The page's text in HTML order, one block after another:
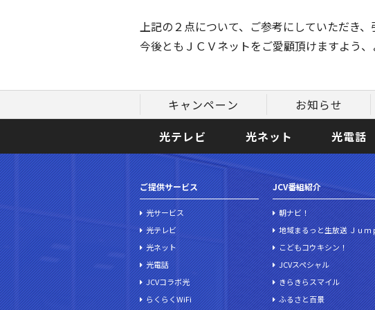
上記の２点について、ご参考にしていただき
今後ともＪＣＶネットをご愛顧頂けますよう、
キャンペーン お知らせ
光テレビ
光ネット 光電話
ご提供サービス
光サービス
光テレビ
光ネット
光電話
JCVコラボ光
らくらくWiFi
JCV番組紹介
朝ナビ！
地域まるっと生放送 Ｊｕｍ
こどもコウキシン！
JCVスペシャル
きらきらスマイル
ふるさと百景